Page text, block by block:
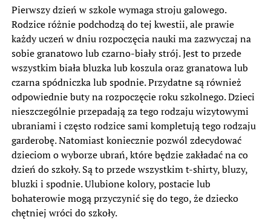
Pierwszy dzień w szkole wymaga stroju galowego.
Rodzice różnie podchodzą do tej kwestii, ale prawie
każdy uczeń w dniu rozpoczęcia nauki ma zazwyczaj na
sobie granatowo lub czarno-biały strój. Jest to przede
wszystkim biała bluzka lub koszula oraz granatowa lub
czarna spódniczka lub spodnie. Przydatne są również
odpowiednie buty na rozpoczęcie roku szkolnego. Dzieci
nieszczególnie przepadają za tego rodzaju wizytowymi
ubraniami i często rodzice sami kompletują tego rodzaju
garderobę. Natomiast koniecznie pozwól zdecydować
dzieciom o wyborze ubrań, które będzie zakładać na co
dzień do szkoły. Są to przede wszystkim t-shirty, bluzy,
bluzki i spodnie. Ulubione kolory, postacie lub
bohaterowie mogą przyczynić się do tego, że dziecko
chętniej wróci do szkoły.